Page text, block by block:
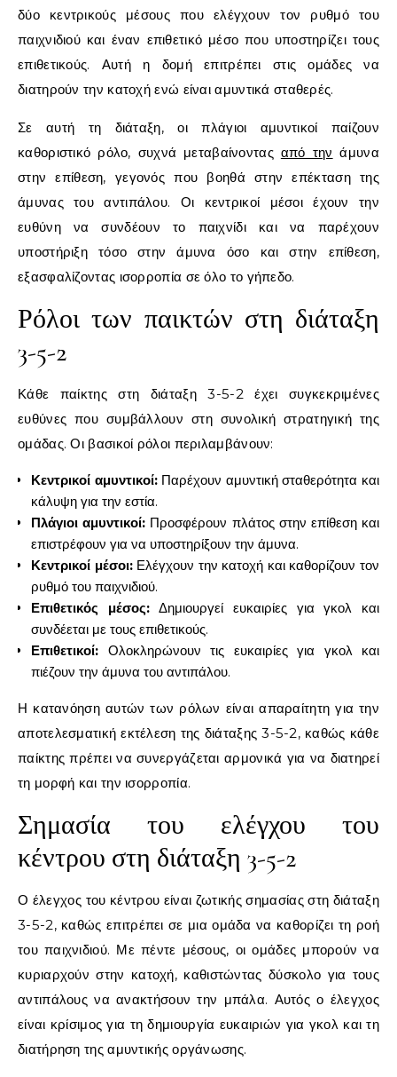
δύο κεντρικούς μέσους που ελέγχουν τον ρυθμό του
παιχνιδιού και έναν επιθετικό μέσο που υποστηρίζει τους
επιθετικούς. Αυτή η δομή επιτρέπει στις ομάδες να
διατηρούν την κατοχή ενώ είναι αμυντικά σταθερές.
Σε αυτή τη διάταξη, οι πλάγιοι αμυντικοί παίζουν
καθοριστικό ρόλο, συχνά μεταβαίνοντας από την άμυνα
στην επίθεση, γεγονός που βοηθά στην επέκταση της
άμυνας του αντιπάλου. Οι κεντρικοί μέσοι έχουν την
ευθύνη να συνδέουν το παιχνίδι και να παρέχουν
υποστήριξη τόσο στην άμυνα όσο και στην επίθεση,
εξασφαλίζοντας ισορροπία σε όλο το γήπεδο.
Ρόλοι των παικτών στη διάταξη
3-5-2
Κάθε παίκτης στη διάταξη 3-5-2 έχει συγκεκριμένες
ευθύνες που συμβάλλουν στη συνολική στρατηγική της
ομάδας. Οι βασικοί ρόλοι περιλαμβάνουν:
Κεντρικοί αμυντικοί:Παρέχουν αμυντική σταθερότητα και
κάλυψη για την εστία.
Πλάγιοι αμυντικοί: Προσφέρουν πλάτος στην επίθεση και
επιστρέφουν για να υποστηρίξουν την άμυνα.
Κεντρικοί μέσοι:Ελέγχουν την κατοχή και καθορίζουν τον
ρυθμό του παιχνιδιού.
Επιθετικός μέσος:Δημιουργεί ευκαιρίες για γκολ και
συνδέεται με τους επιθετικούς.
Επιθετικοί: Ολοκληρώνουν τις ευκαιρίες για γκολ και
πιέζουν την άμυνα του αντιπάλου.
Η κατανόηση αυτών των ρόλων είναι απαραίτητη για την
αποτελεσματική εκτέλεση της διάταξης 3-5-2, καθώς κάθε
παίκτης πρέπει να συνεργάζεται αρμονικά για να διατηρεί
τη μορφή και την ισορροπία.
Σημασία του ελέγχου του
κέντρου στη διάταξη 3-5-2
Ο έλεγχος του κέντρου είναι ζωτικής σημασίας στη διάταξη
3-5-2, καθώς επιτρέπει σε μια ομάδα να καθορίζει τη ροή
του παιχνιδιού. Με πέντε μέσους, οι ομάδες μπορούν να
κυριαρχούν στην κατοχή, καθιστώντας δύσκολο για τους
αντιπάλους να ανακτήσουν την μπάλα. Αυτός ο έλεγχος
είναι κρίσιμος για τη δημιουργία ευκαιριών για γκολ και τη
διατήρηση της αμυντικής οργάνωσης.